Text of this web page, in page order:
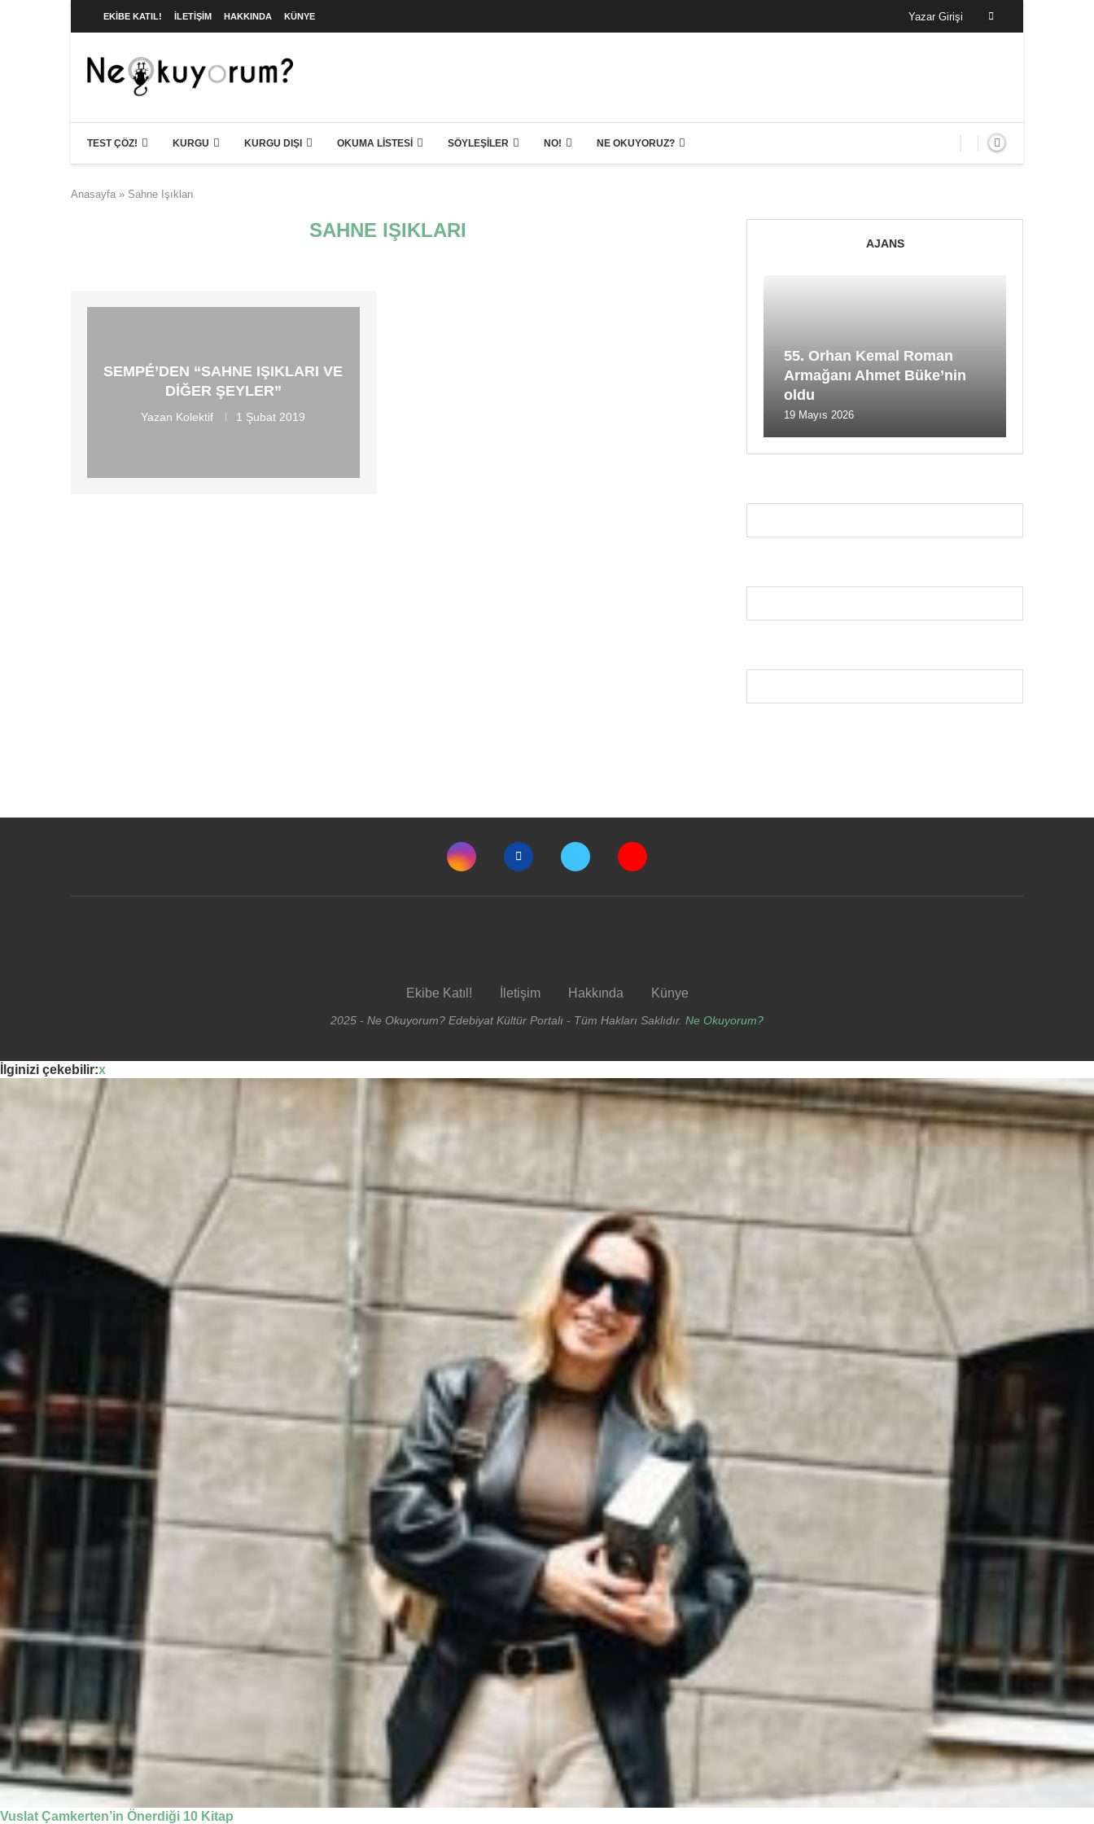
EKIBE KATIL! İLETIŞIM HAKKINDA KÜNYE Yazar Girişi
TEST ÇÖZ! KURGU KURGU DIŞI OKUMA LISTESI SÖYLEŞILER NO! NE OKUYORUZ?
Anasayfa » Sahne Işıkları
SAHNE IŞIKLARI
SEMPÉ’DEN “SAHNE IŞIKLARI VE
DIĞER ŞEYLER”
Yazan Kolektif 1 Şubat 2019
AJANS
55. Orhan Kemal Roman
Armağanı Ahmet Büke’nin
oldu
19 Mayıs 2026
Ekibe Katıl! İletişim Hakkında Künye
2025 - Ne Okuyorum? Edebiyat Kültür Portalı - Tüm Hakları Saklıdır. Ne Okuyorum?
İlginizi çekebilir:x
Vuslat Çamkerten’in Önerdiği 10 Kitap